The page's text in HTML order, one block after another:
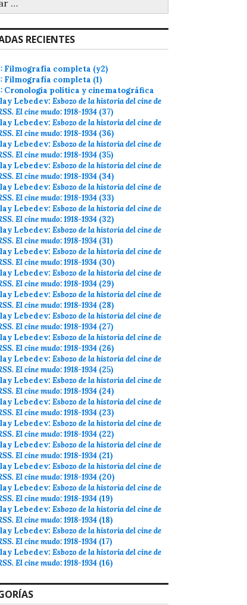
RECIENTES
Filmografía completa (y2)
Filmografía completa (1)
Cronología política y cinematográfica
Lebedev:Esbozo de la historia del cine de
El cine mudo: 1918-1934 (37)
Lebedev:Esbozo de la historia del cine de
El cine mudo: 1918-1934 (36)
Lebedev:Esbozo de la historia del cine de
El cine mudo: 1918-1934 (35)
Lebedev:Esbozo de la historia del cine de
El cine mudo: 1918-1934 (34)
Lebedev:Esbozo de la historia del cine de
El cine mudo: 1918-1934 (33)
Lebedev:Esbozo de la historia del cine de
El cine mudo: 1918-1934 (32)
Lebedev:Esbozo de la historia del cine de
El cine mudo: 1918-1934 (31)
Lebedev:Esbozo de la historia del cine de
El cine mudo: 1918-1934 (30)
Lebedev:Esbozo de la historia del cine de
El cine mudo: 1918-1934 (29)
Lebedev:Esbozo de la historia del cine de
El cine mudo: 1918-1934 (28)
Lebedev:Esbozo de la historia del cine de
El cine mudo: 1918-1934 (27)
Lebedev:Esbozo de la historia del cine de
El cine mudo: 1918-1934 (26)
Lebedev:Esbozo de la historia del cine de
El cine mudo: 1918-1934 (25)
Lebedev:Esbozo de la historia del cine de
El cine mudo: 1918-1934 (24)
Lebedev:Esbozo de la historia del cine de
El cine mudo: 1918-1934 (23)
Lebedev:Esbozo de la historia del cine de
El cine mudo: 1918-1934 (22)
Lebedev:Esbozo de la historia del cine de
El cine mudo: 1918-1934 (21)
Lebedev:Esbozo de la historia del cine de
El cine mudo: 1918-1934 (20)
Lebedev:Esbozo de la historia del cine de
El cine mudo: 1918-1934 (19)
Lebedev:Esbozo de la historia del cine de
El cine mudo: 1918-1934 (18)
Lebedev:Esbozo de la historia del cine de
El cine mudo: 1918-1934 (17)
Lebedev:Esbozo de la historia del cine de
El cine mudo: 1918-1934 (16)